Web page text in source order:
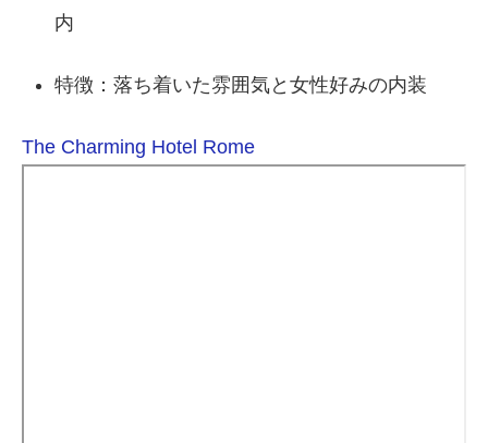
内
特徴：落ち着いた雰囲気と女性好みの内装
The Charming Hotel Rome